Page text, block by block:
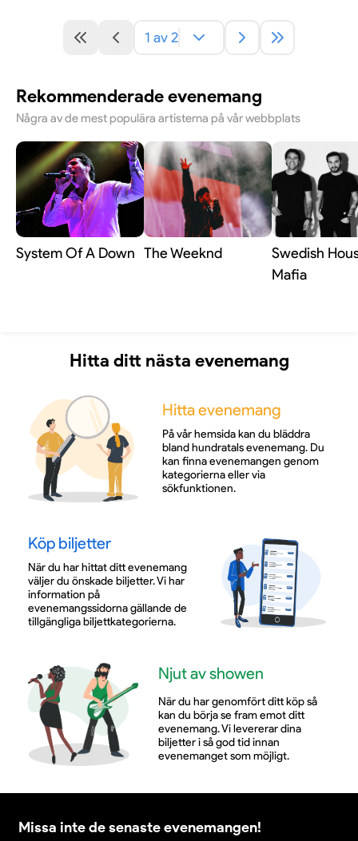
1 av 2
Rekommenderade evenemang
Några av de mest populära artisterna på vår webbplats
System Of A Down The Weeknd
Swedish
Mafia
Hitta ditt nästa evenemang
Hitta evenemang
På vår hemsida kan du bläddra
bland hundratals evenemang. Du
kan finna evenemangen genom
kategorierna eller via
sökfunktionen.
Köp biljetter
När du har hittat ditt evenemang
väljer du önskade biljetter. Vi har
information på
evenemangssidorna gällande de
tillgängliga biljettkategorierna.
Njut av showen
När du har genomfört ditt köp så
kan du börja se fram emot ditt
evenemang. Vi levererar dina
biljetter i så god tid innan
evenemanget som möjligt.
Missa inte de senaste evenemangen!